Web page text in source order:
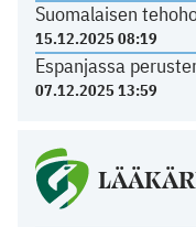
Suomalaisen
15.12.2025 08:19
Espanjassa
07.12.2025 13:59